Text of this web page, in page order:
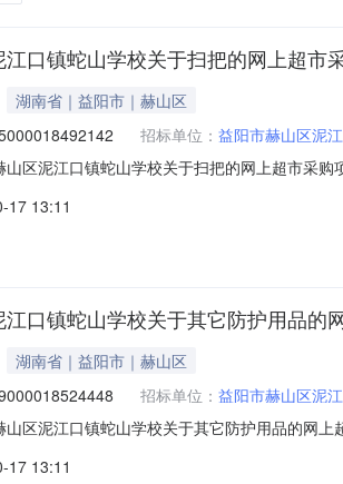
口镇蛇山学校关于扫把的网上超市
湖南省｜益阳市｜赫山区
招标单位： 益阳市赫山区泥
山区泥江口镇蛇山学校关于扫把的网上超市采
要了取消订单八、其他事项：九、联系方式1
人：联系电话：传
17 13:11
口镇蛇山学校关于其它防护用品的
湖南省｜益阳市｜赫山区
招标单位： 益阳市赫山区泥
山区泥江口镇蛇山学校关于其它防护用品的网
不想买了补充说明:不需要了，谢谢八、其他事
17 13:11